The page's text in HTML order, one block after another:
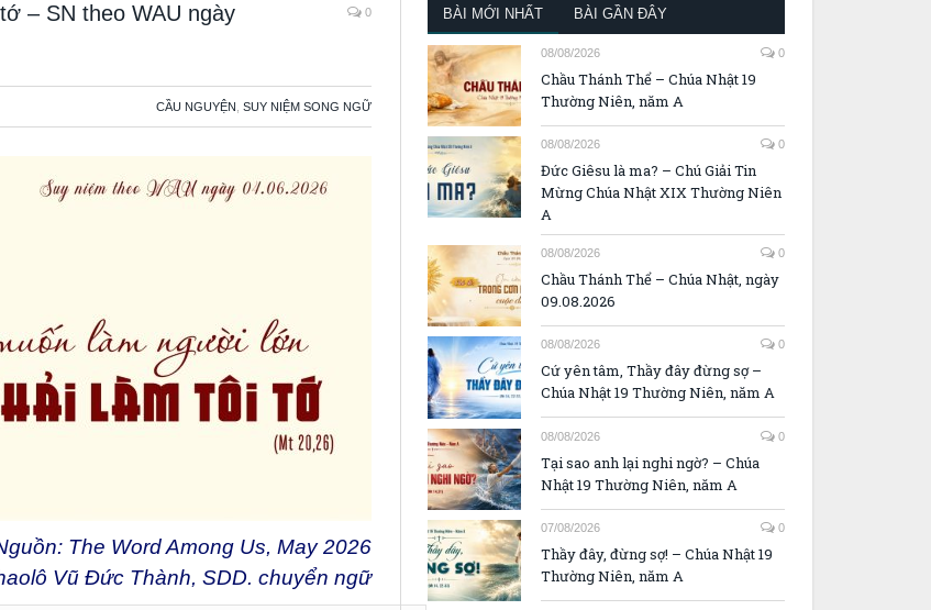
– SN theo WAU ngày
0
CẦU NGUYỆN SUY NIỆM SONG NGỮ
The Word Among Us, May 2026
Vũ Đức Thành, SDD. chuyển ngữ
BÀI MỚI NHẤT BÀI GẦN ĐÂY
08/08/2026 0
Chầu Thánh Thể – Chúa Nhật 19
Thường Niên, năm A
08/08/2026 0
Đức Giêsu là ma? – Chú Giải Tin
Mừng Chúa Nhật XIX Thường Niên
A
08/08/2026 0
Chầu Thánh Thể – Chúa Nhật, ngày
09.08.2026
08/08/2026 0
Cứ yên tâm, Thầy đây đừng sợ –
Chúa Nhật 19 Thường Niên, năm A
08/08/2026 0
Tại sao anh lại nghi ngờ? – Chúa
Nhật 19 Thường Niên, năm A
07/08/2026 0
Thầy đây, đừng sợ! – Chúa Nhật 19
Thường Niên, năm A